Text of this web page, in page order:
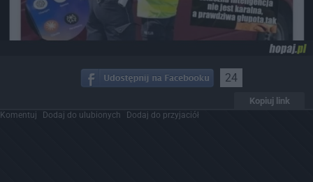
24
Kopiuj link
Komentuj Dodaj do ulubionych Dodaj do przyjaciół